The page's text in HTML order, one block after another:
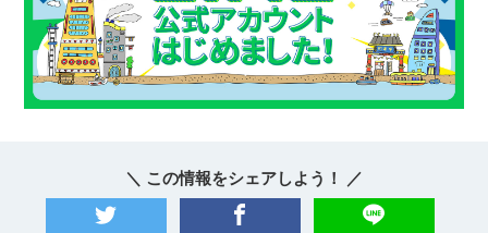
＼ この情報をシェアしよう！ ／